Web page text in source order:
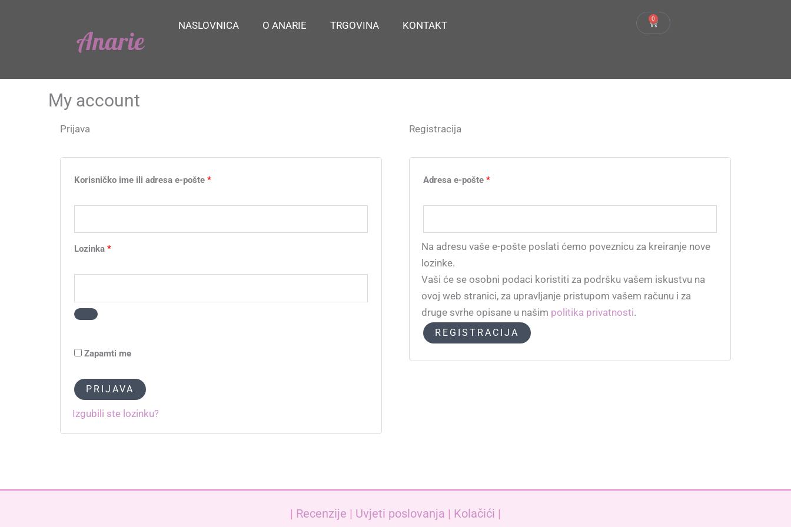
NASLOVNICA O ANARIE TRGOVINA KONTAKT
0
Cart
My account
Prijava
Korisničko ime ili adresa e-pošte *
Lozinka *
Zapamti me
PRIJAVA
Izgubili ste lozinku?
Registracija
Adresa e-pošte *
Na adresu vaše e-pošte poslati ćemo poveznicu za kreiranje nove
lozinke.
Vaši će se osobni podaci koristiti za podršku vašem iskustvu na
ovoj web stranici, za upravljanje pristupom vašem računu i za
druge svrhe opisane u našim politika privatnosti.
REGISTRACIJA
| Recenzije | Uvjeti poslovanja | Kolačići |